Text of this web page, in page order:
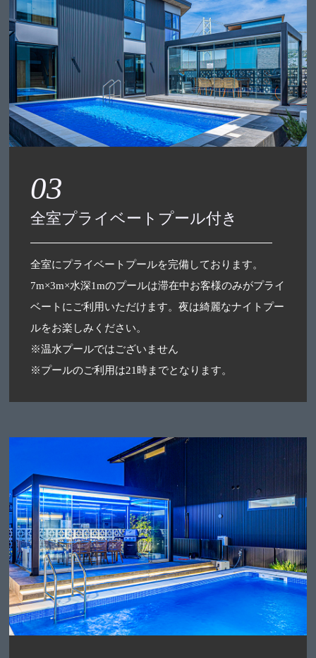
03
全室プライベートプール付き
全室にプライベートプールを完備しております。
7m×3m×水深1mのプールは滞在中お客様のみがプライ
ベートにご利用いただけます。夜は綺麗なナイトプー
ルをお楽しみください。
※温水プールではございません
※プールのご利用は21時までとなります。